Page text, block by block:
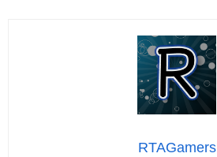
RTAGamers